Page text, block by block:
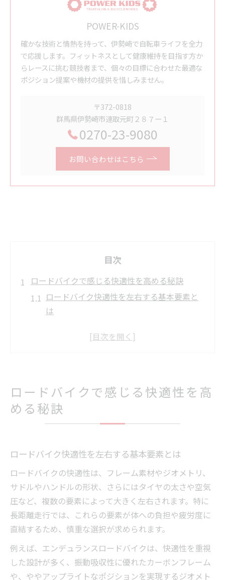
POWER-KIDS
確かな技術と情熱を持って、伊勢崎で自転車ライフを全力
で応援します。フィットネスとして健康維持を目指す方か
らレースに挑む競技者まで、個々の目標に合わせた最適な
ポジション提案や機材の提供を惜しみません。
〒372-0818
群馬県伊勢崎市連取元町２８７ー１
0270-23-9080
お問い合わせはこちら
目次
ロードバイクで感じる快適性を高める秘訣
ロードバイク快適性を左右する基本要素と
は
ロードバイク快適化に役立つ日常習慣のコ
ツ
ロードバイクランキングから学ぶ快適ポイ
長距離も疲れにくい乗り心地を実現する方法
ム
快適なロードバイクサドル選びの視点と実
践
エンデュランスロードで快適長距離を楽し
ロードバイクのポジション調整で快適性ア
ップ
ロードバイクで感じる快適性を高
める秘訣
ロードバイク快適性を左右する基本要素とは
ロードバイクの快適性は、フレーム素材やジオメトリ、
サドルやハンドルの形状、さらにはタイヤの太さや空気
圧など、複数の要素によって大きく左右されます。特に
長距離走行では、これらの要素が体への負担や疲労度に
直結するため、慎重な選択が求められます。
例えば、エンデュランスロードバイクは、快適性を重視
した設計が多く、振動吸収性に優れたカーボンフレーム
や、ややアップライトなポジションを実現するジオメト